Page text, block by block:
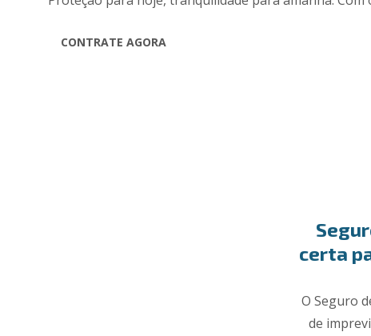
CONTRATE AGORA
certa
O Seguro
de